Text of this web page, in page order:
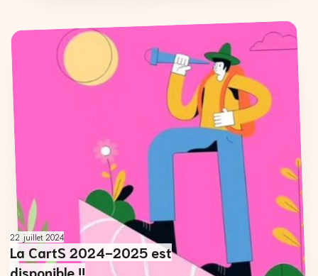
22 juillet 2024
La CartS 2024-2025 est
disponible !!